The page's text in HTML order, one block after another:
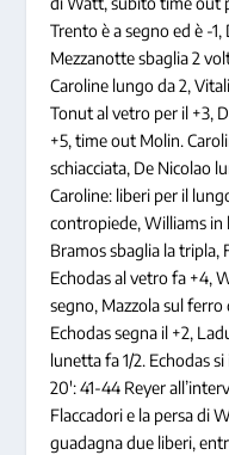
Trento è a segno ed è -
Mezzanotte sbaglia 2
Caroline lungo da 2,
Tonut al vetro per il +3,
+5, time out Molin.
schiacciata, De Nicolao
Caroline: liberi per il
contropiede, Williams in
Bramos sbaglia la tripla,
Echodas al vetro fa +4,
segno, Mazzola sul
Echodas segna il +2,
lunetta fa 1/2. Echodas
20′: 41-44 Reyer
Flaccadori e la persa di
guadagna due liberi,